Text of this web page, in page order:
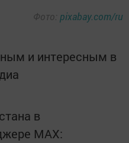
Фото: pixabay.com/ru
и интересным в
в
MАХ: